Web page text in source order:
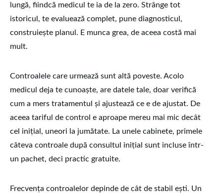
lungă, fiindcă medicul te ia de la zero. Strânge tot
istoricul, te evaluează complet, pune diagnosticul,
construiește planul. E munca grea, de aceea costă mai
mult.
Controalele care urmează sunt altă poveste. Acolo
medicul deja te cunoaște, are datele tale, doar verifică
cum a mers tratamentul și ajustează ce e de ajustat. De
aceea tariful de control e aproape mereu mai mic decât
cel inițial, uneori la jumătate. La unele cabinete, primele
câteva controale după consultul inițial sunt incluse într-
un pachet, deci practic gratuite.
Frecvența controalelor depinde de cât de stabil ești. Un